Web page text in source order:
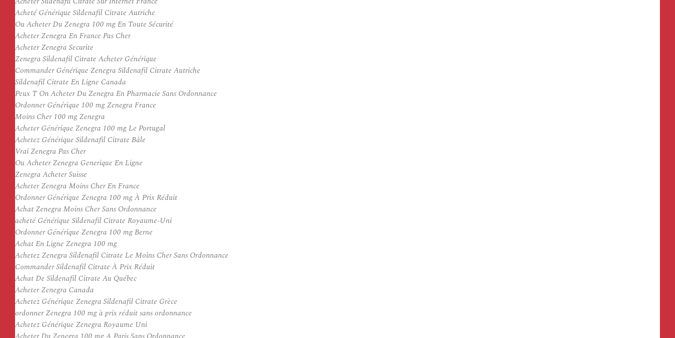
Acheté Générique Sildenafil Citrate Autriche
Ou Acheter Du Zenegra 100 mg En Toute Sécurité
Acheter Zenegra En France Pas Cher
Acheter Zenegra Securite
Zenegra Sildenafil Citrate Acheter Générique
Commander Générique Zenegra Sildenafil Citrate Autriche
Sildenafil Citrate En Ligne Canada
Peux T On Acheter Du Zenegra En Pharmacie Sans Ordonnance
Ordonner Générique 100 mg Zenegra France
Moins Cher 100 mg Zenegra
Acheter Générique Zenegra 100 mg Le Portugal
Achetez Générique Sildenafil Citrate Bâle
Vrai Zenegra Pas Cher
Ou Acheter Zenegra Generique En Ligne
Zenegra Acheter Suisse
Acheter Zenegra Moins Cher En France
Ordonner Générique Zenegra 100 mg À Prix Réduit
Achat Zenegra Moins Cher Sans Ordonnance
acheté Générique Sildenafil Citrate Royaume-Uni
Ordonner Générique Zenegra 100 mg Berne
Achat En Ligne Zenegra 100 mg
Achetez Zenegra Sildenafil Citrate Le Moins Cher Sans Ordonnance
Commander Sildenafil Citrate À Prix Réduit
Achat De Sildenafil Citrate Au Québec
Acheter Zenegra Canada
Achetez Générique Zenegra Sildenafil Citrate Grèce
ordonner Zenegra 100 mg à prix réduit sans ordonnance
Achetez Générique Zenegra Royaume Uni